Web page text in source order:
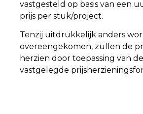
vastgesteld op basis van een
prijs per stuk/project.
Tenzij uitdrukkelijk anders
overeengekomen, zullen de
herzien door toepassing van
vastgelegde